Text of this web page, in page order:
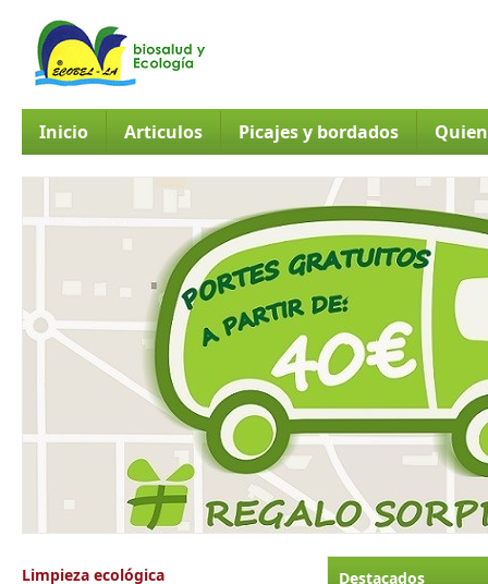
Inicio Articulos Picajes y bordados
Limpieza ecológica Destacados